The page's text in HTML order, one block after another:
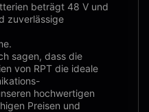
beträgt 48 V und
zuverlässige
sagen, dass die
von RPT die ideale
hochwertigen
Preisen und